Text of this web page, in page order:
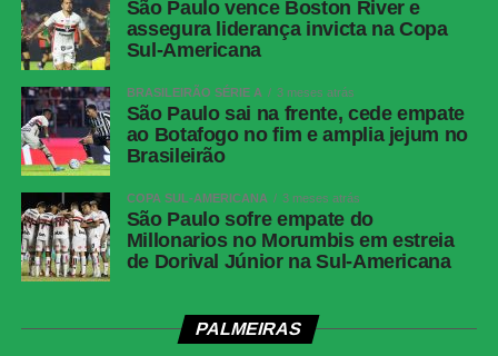
São Paulo vence Boston River e
assegura liderança invicta na Copa
Sul-Americana
BRASILEIRÃO SÉRIE A 3 meses atrás
São Paulo sai na frente, cede empate
ao Botafogo no fim e amplia jejum no
Brasileirão
COPA SUL-AMERICANA 3 meses atrás
São Paulo sofre empate do
Millonarios no Morumbis em estreia
de Dorival Júnior na Sul-Americana
PALMEIRAS